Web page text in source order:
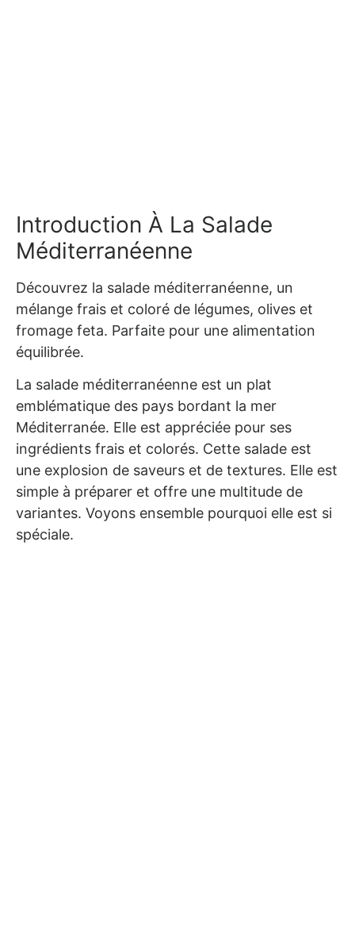
Introduction À La Salade
Méditerranéenne
Découvrez la salade méditerranéenne, un
mélange frais et coloré de légumes, olives et
fromage feta. Parfaite pour une alimentation
équilibrée.
La salade méditerranéenne est un plat
emblématique des pays bordant la mer
Méditerranée. Elle est appréciée pour ses
ingrédients frais et colorés. Cette salade est
une explosion de saveurs et de textures. Elle est
simple à préparer et offre une multitude de
variantes. Voyons ensemble pourquoi elle est si
spéciale.